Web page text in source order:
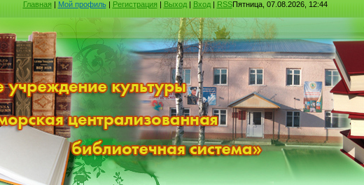
Главная| Мой профиль| Регистрация| Выход| Вход| RSSПятница, 07.08.2026, 12:44